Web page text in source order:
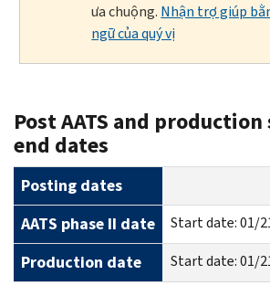
ưa chuộng. Nhận trợ giúp
ngữ của quý vị
Post AATS and
end dates
Posting dates
AATS phase II date
Start date: 01/
Production date Start date: 01/